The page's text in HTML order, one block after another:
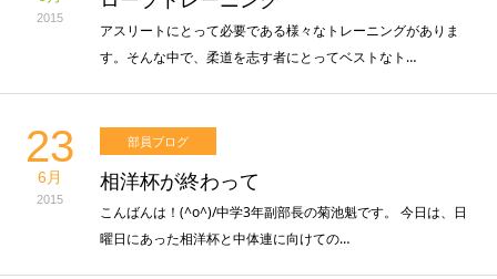
2015
アスリートにとって必要である様々なトレーニングがありま
す。そんな中で、柔道を志す者にとってベストなト…
23
6月
2015
部員ブログ
相洋杯が終わって
こんばんは！(^o^)/中学3年副部長の菊池魁です。 今日は、日
曜日にあった相洋杯と中体連に向けての…